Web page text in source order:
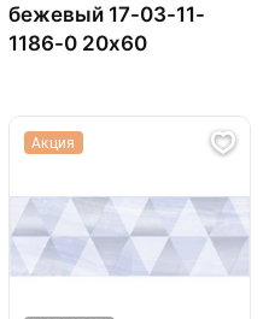
бежевый 17-03-11-
1186-0 20х60
Акция